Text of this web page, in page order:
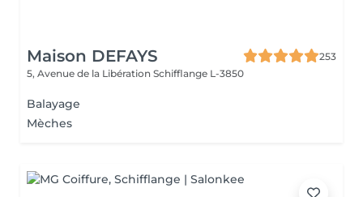
Maison DEFAYS
253
5, Avenue de la Libération Schifflange L-3850
Balayage
Mèches